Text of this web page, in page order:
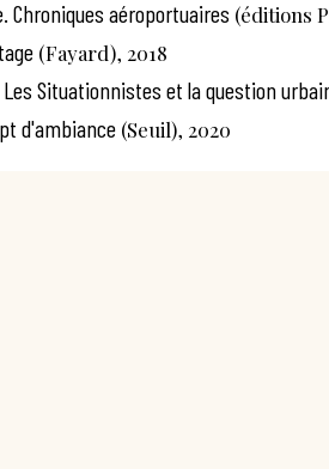
Chroniques aéroportuaires (éditions
(Fayard), 2018
Les Situationnistes et la question
d'ambiance(Seuil), 2020